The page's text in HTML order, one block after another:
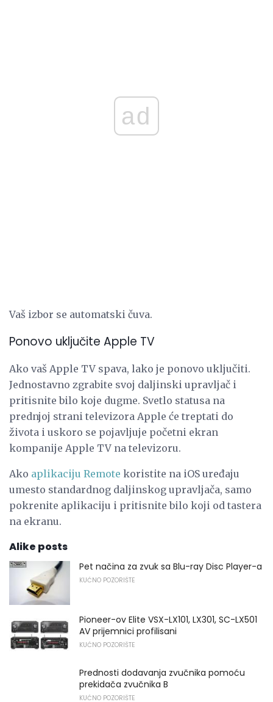
ad
Vaš izbor se automatski čuva.
Ponovo uključite Apple TV
Ako vaš Apple TV spava, lako je ponovo uključiti.
Jednostavno zgrabite svoj daljinski upravljač i
pritisnite bilo koje dugme. Svetlo statusa na
prednjoj strani televizora Apple će treptati do
života i uskoro se pojavljuje početni ekran
kompanije Apple TV na televizoru.
Ako aplikaciju Remote koristite na iOS uređaju
umesto standardnog daljinskog upravljača, samo
pokrenite aplikaciju i pritisnite bilo koji od tastera
na ekranu.
Alike posts
Pet načina za zvuk sa Blu-ray Disc Player-a
KUĆNO POZORIŠTE
Pioneer-ov Elite VSX-LX101, LX301, SC-LX501
AV prijemnici profilisani
KUĆNO POZORIŠTE
Prednosti dodavanja zvučnika pomoću
prekidača zvučnika B
KUĆNO POZORIŠTE